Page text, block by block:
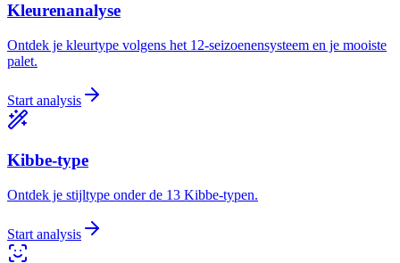
Kleurenanalyse
Ontdek je kleurtype volgens het 12-seizoenensysteem en je mooiste
palet.
Start analysis
Kibbe-type
Ontdek je stijltype onder de 13 Kibbe-typen.
Start analysis